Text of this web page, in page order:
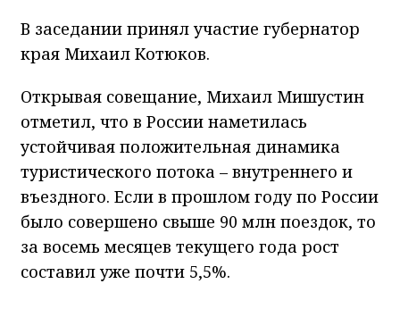
В заседании принял участие губернатор
края Михаил Котюков.
Открывая совещание, Михаил Мишустин
отметил, что в России наметилась
устойчивая положительная динамика
туристического потока – внутреннего и
въездного. Если в прошлом году по России
было совершено свыше 90 млн поездок, то
за восемь месяцев текущего года рост
составил уже почти 5,5%.